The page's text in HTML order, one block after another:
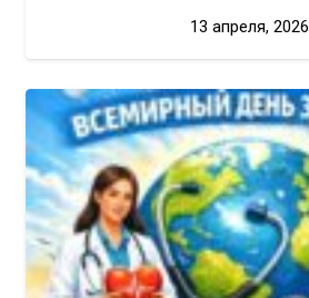
13 апреля, 2026